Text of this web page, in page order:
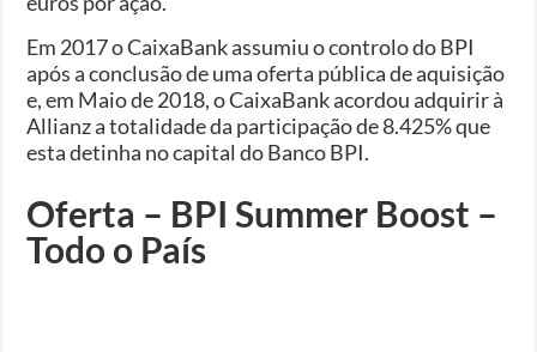
Em 2017 o CaixaBank assumiu o controlo do BPI
após a conclusão de uma oferta pública de aquisição
e, em Maio de 2018, o CaixaBank acordou adquirir à
Allianz a totalidade da participação de 8.425% que
esta detinha no capital do Banco BPI.
Oferta – BPI Summer Boost –
Todo o País